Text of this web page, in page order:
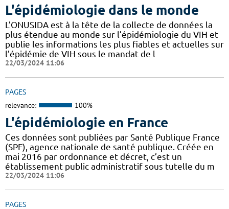
L'épidémiologie dans le monde
L’ONUSIDA est à la tête de la collecte de données la
plus étendue au monde sur l’épidémiologie du VIH et
publie les informations les plus fiables et actuelles sur
l’épidémie de VIH sous le mandat de l
22/03/2024 11:06
PAGES
relevance: 100%
L'épidémiologie en France
Ces données sont publiées par Santé Publique France
(SPF), agence nationale de santé publique. Créée en
mai 2016 par ordonnance et décret, c’est un
établissement public administratif sous tutelle du m
22/03/2024 11:06
PAGES